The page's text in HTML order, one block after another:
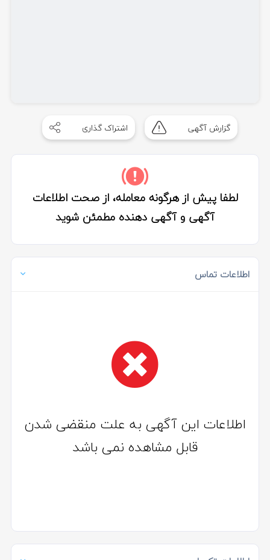
گزارش آگهی اشتراک گذاری
لطفا پیش از هرگونه معامله، از صحت اطلاعات
آگهی و آگهی دهنده مطمئن شوید
اطلاعات تماس
اطلاعات این آگهی به علت منقضی شدن
قابل مشاهده نمی باشد